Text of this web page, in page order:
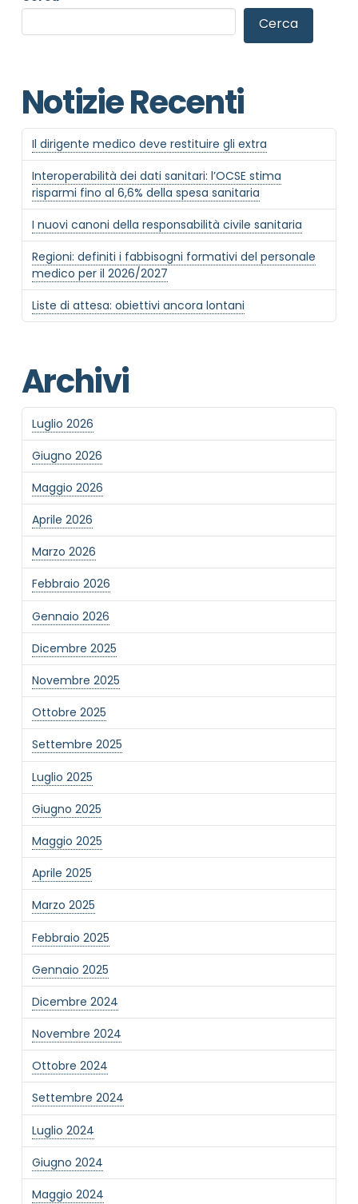
Cerca
Notizie Recenti
Il dirigente medico deve restituire gli extra
Interoperabilità dei dati sanitari: l’OCSE stima
risparmi fino al 6,6% della spesa sanitaria
I nuovi canoni della responsabilità civile sanitaria
Regioni: definiti i fabbisogni formativi del personale
medico per il 2026/2027
Liste di attesa: obiettivi ancora lontani
Archivi
Luglio 2026
Giugno 2026
Maggio 2026
Aprile 2026
Marzo 2026
Febbraio 2026
Gennaio 2026
Dicembre 2025
Novembre 2025
Ottobre 2025
Settembre 2025
Luglio 2025
Giugno 2025
Maggio 2025
Aprile 2025
Marzo 2025
Febbraio 2025
Gennaio 2025
Dicembre 2024
Novembre 2024
Ottobre 2024
Settembre 2024
Luglio 2024
Giugno 2024
Maggio 2024
Ho preso visione dell'informativa privacy
Privacy Policy completa
Newsletter
Desidero rimanere aggiornato sulle ultime
novità dell'Associazione tramite l'iscrizione alla
newsletter
Invia